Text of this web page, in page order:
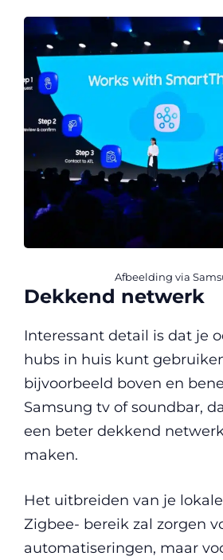
Afbeelding via
Dekkend netwerk
Interessant detail is dat je
hubs in huis kunt
bijvoorbeeld boven en
Samsung tv of soundbar,
een beter dekkend
maken.
Het uitbreiden van je
Zigbee- bereik zal zorgen
automatiseringen, maar